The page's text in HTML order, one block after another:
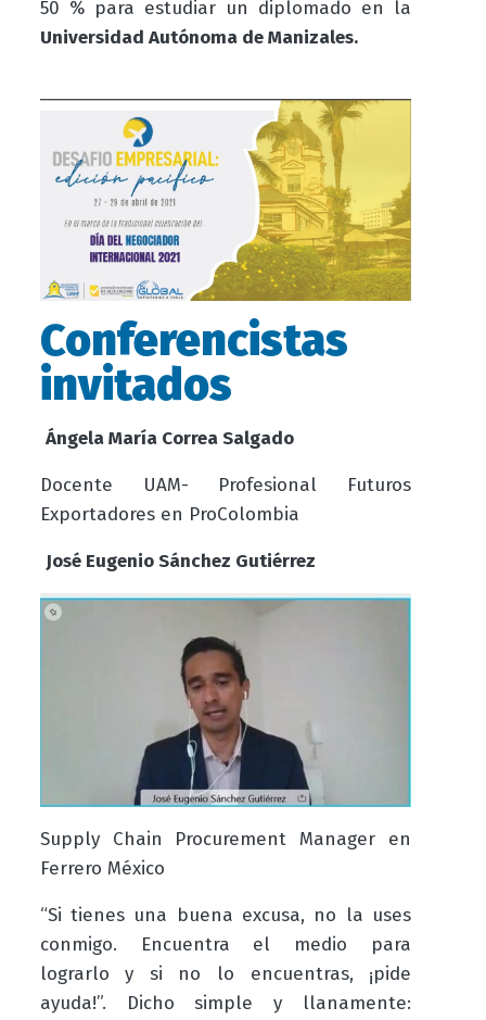
50 % para estudiar un diplomado en la
Universidad Autónoma de Manizales.
Conferencistas
invitados
Ángela María Correa Salgado
Docente UAM- Profesional Futuros
Exportadores en ProColombia
José Eugenio Sánchez Gutiérrez
Supply Chain Procurement Manager en
Ferrero México
“Si tienes una buena excusa, no la uses
conmigo. Encuentra el medio para
lograrlo y si no lo encuentras, ¡pide
ayuda!”. Dicho simple y llanamente: